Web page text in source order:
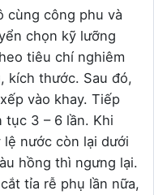
cùng công phu và
chọn kỹ lưỡng
tiêu chí nghiêm
kích thước. Sau đó,
vào khay. Tiếp
tục 3 – 6 lần. Khi
nước còn lại dưới
hồng thì ngưng lại.
tỉa rễ phụ lần nữa,